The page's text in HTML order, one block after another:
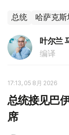
总统 哈萨克斯
叶尔兰
编译
17:13, 05 8月 2026
总统接见巴
席